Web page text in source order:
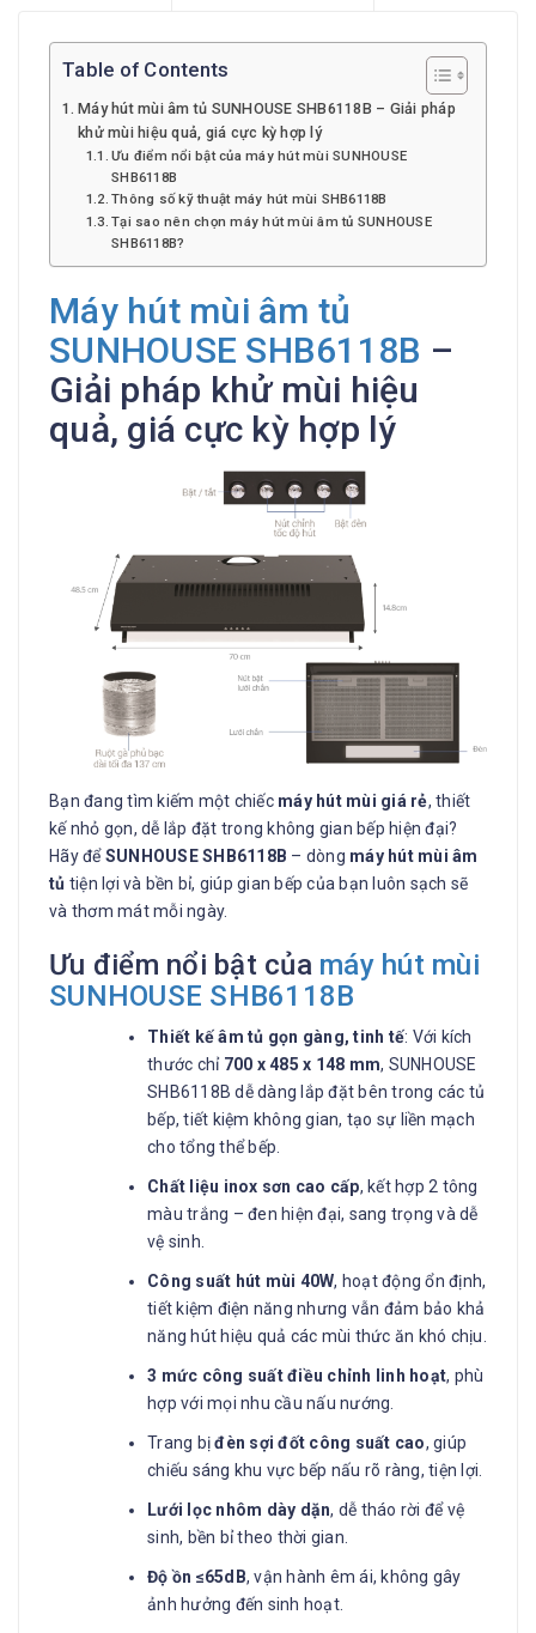
Table of Contents
Máy hút mùi âm tủ SUNHOUSE SHB6118B – Giải pháp
khử mùi hiệu quả, giá cực kỳ hợp lý
Ưu điểm nổi bật của máy hút mùi SUNHOUSE
SHB6118B
Thông số kỹ thuật máy hút mùi SHB6118B
Tại sao nên chọn máy hút mùi âm tủ SUNHOUSE
SHB6118B?
Máy hút mùi âm tủ
SUNHOUSE SHB6118B –
Giải pháp khử mùi hiệu
quả, giá cực kỳ hợp lý
Bạn đang tìm kiếm một chiếc máy hút mùi giá rẻ, thiết
kế nhỏ gọn, dễ lắp đặt trong không gian bếp hiện đại?
Hãy đểSUNHOUSE SHB6118B – dòng máy hút mùi âm
tủ tiện lợi và bền bỉ, giúp gian bếp của bạn luôn sạch sẽ
và thơm mát mỗi ngày.
Ưu điểm nổi bật của máy hút mùi
SUNHOUSE SHB6118B
Thiết kế âm tủ gọn gàng, tinh tế: Với kích
thước chỉ 700 x 485 x 148 mm, SUNHOUSE
SHB6118B dễ dàng lắp đặt bên trong các tủ
bếp, tiết kiệm không gian, tạo sự liền mạch
cho tổng thể bếp.
Chất liệu inox sơn cao cấp, kết hợp 2 tông
màu trắng – đen hiện đại, sang trọng và dễ
vệ sinh.
Công suất hút mùi 40W, hoạt động ổn định,
tiết kiệm điện năng nhưng vẫn đảm bảo khả
năng hút hiệu quả các mùi thức ăn khó chịu.
3 mức công suất điều chỉnh linh hoạt, phù
hợp với mọi nhu cầu nấu nướng.
Trang bịđèn sợi đốt công suất cao, giúp
chiếu sáng khu vực bếp nấu rõ ràng, tiện lợi.
Lưới lọc nhôm dày dặn, dễ tháo rời để vệ
sinh, bền bỉ theo thời gian.
Độ ồn ≤65dB, vận hành êm ái, không gây
ảnh hưởng đến sinh hoạt.